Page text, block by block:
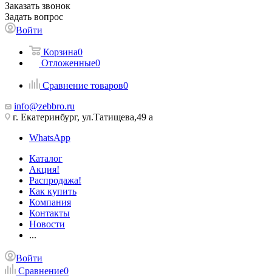
Заказать звонок
Задать вопрос
Войти
Корзина0
Отложенные0
Сравнение товаров0
info@zebbro.ru
г. Екатеринбург, ул.Татищева,49 а
WhatsApp
Каталог
Акция!
Распродажа!
Как купить
Компания
Контакты
Новости
...
Войти
Сравнение0